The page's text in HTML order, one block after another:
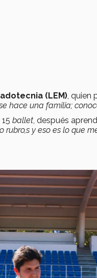
(LEM), quien
hace una familia;
ballet, después
y eso es lo que